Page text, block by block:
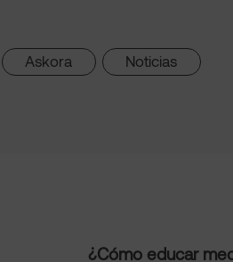
Askora , Noticias
¿Cómo educar